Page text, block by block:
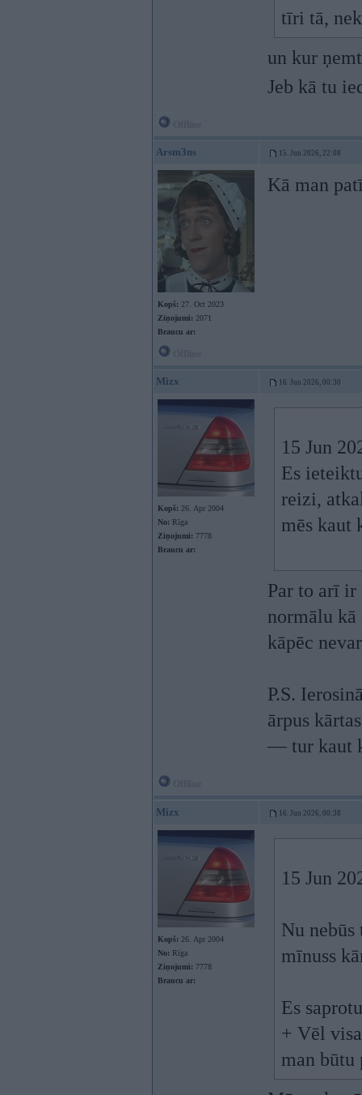
tīri tā,
un kur
Jeb kā tu
Arsm3ns 15. Jun 2026, 22:08
Kopš: 27. Oct 2023
Ziņojumi: 2071
Braucu ar:
Kā man
Mizx 16. Jun 2026, 00:30
Kopš: 26. Apr 2004
No: Rīga
Ziņojumi: 7778
Braucu ar:
15 Jun
Es
reizi,
mēs kaut
Par to arī ir
normālu
kāpēc
P.S.
ārpus
— tur kaut
Mizx 16. Jun 2026, 00:38
Kopš: 26. Apr 2004
No: Rīga
Ziņojumi: 7778
Braucu ar:
15 Jun
Nu
mīnuss
Es
+ Vēl
man būtu